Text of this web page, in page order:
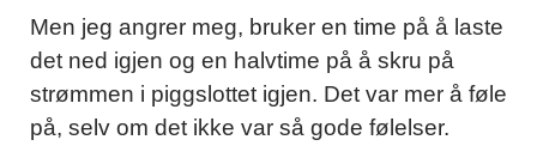
Men jeg angrer meg, bruker en time på å laste
det ned igjen og en halvtime på å skru på
strømmen i piggslottet igjen. Det var mer å føle
på, selv om det ikke var så gode følelser.